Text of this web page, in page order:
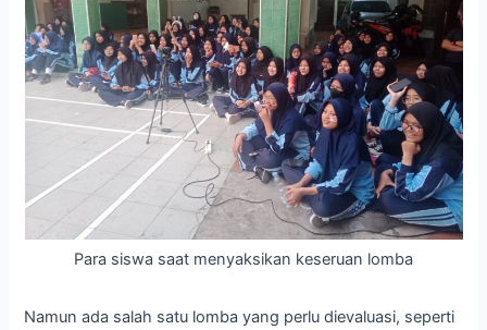
Para siswa saat menyaksikan keseruan lomba
Namun ada salah satu lomba yang perlu dievaluasi, seperti